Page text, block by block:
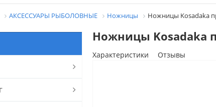
АКСЕССУАРЫ РЫБОЛОВНЫЕ Ножницы Ножницы Kosadaka
Ножницы Kosadaka
Характеристики
Отзывы